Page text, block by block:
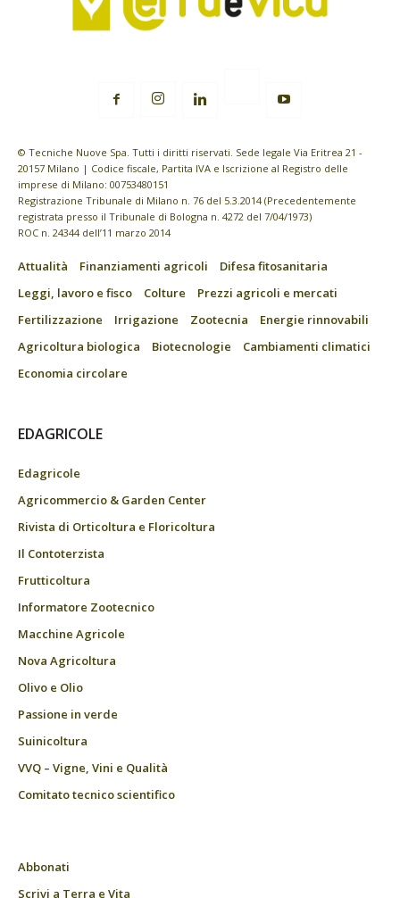
© Tecniche Nuove Spa. Tutti i diritti riservati. Sede legale Via Eritrea 21 -
20157 Milano | Codice fiscale, Partita IVA e Iscrizione al Registro delle
imprese di Milano: 00753480151
Registrazione Tribunale di Milano n. 76 del 5.3.2014 (Precedentemente
registrata presso il Tribunale di Bologna n. 4272 del 7/04/1973)
ROC n. 24344 dell’11 marzo 2014
Attualità Finanziamenti agricoli
Difesa fitosanitaria
Leggi, lavoro e fisco
Colture
Prezzi agricoli e mercati
Fertilizzazione
Irrigazione Zootecnia
Energie rinnovabili
Agricoltura biologica
Biotecnologie
Cambiamenti climatici
Economia circolare
EDAGRICOLE
Edagricole
Agricommercio & Garden Center
Rivista di Orticoltura e Floricoltura
Il Contoterzista
Frutticoltura
Informatore Zootecnico
Macchine Agricole
Nova Agricoltura
Olivo e Olio
Passione in verde
Suinicoltura
VVQ – Vigne, Vini e Qualità
Comitato tecnico scientifico
Abbonati
Scrivi a Terra e Vita